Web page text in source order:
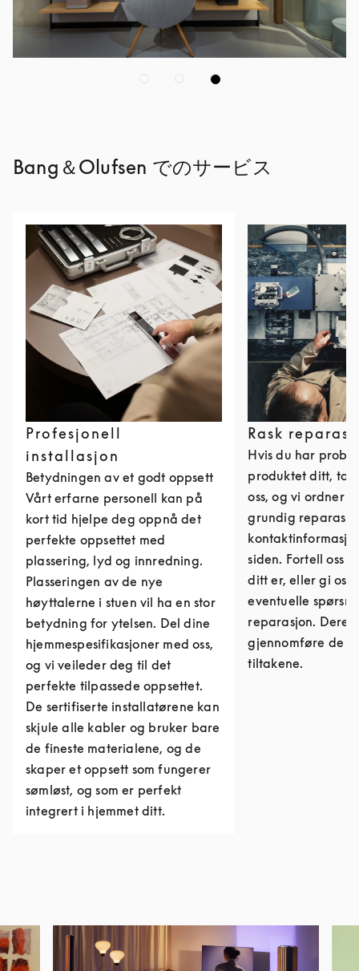
Bang＆Olufsen でのサービス
Profesjonell
installasjon
Betydningen av et godt oppsett
Vårt erfarne personell kan på
kort tid hjelpe deg oppnå det
perfekte oppsettet med
plassering, lyd og innredning.
Plasseringen av de nye
høyttalerne i stuen vil ha en stor
betydning for ytelsen. Del dine
hjemmespesifikasjoner med oss,
og vi veileder deg til det
perfekte tilpassede oppsettet.
De sertifiserte installatørene kan
skjule alle kabler og bruker bare
de fineste materialene, og de
skaper et oppsett som fungerer
sømløst, og som er perfekt
integrert i hjemmet ditt.
Rask
Hvis du har
produktet ditt, ta
oss, og vi ordner
grundig
siden. Fortell oss
ditt er, eller gi oss
eventuelle
reparasjon.
gjennomføre de
tiltakene.